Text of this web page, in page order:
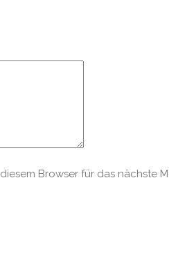
Browser für das nächste